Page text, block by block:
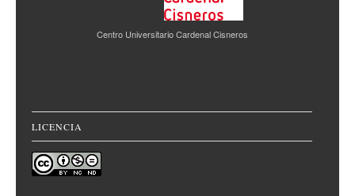
Centro Universitario Cardenal Cisneros
LICENCIA